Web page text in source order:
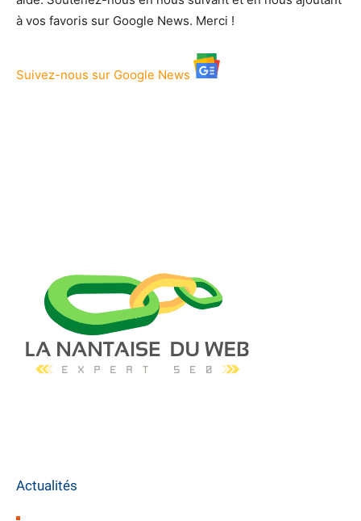
à vos favoris sur Google News. Merci !
Suivez-nous sur Google News
Actualités